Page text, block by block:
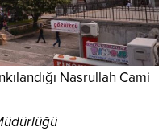
Nasrullah Cami